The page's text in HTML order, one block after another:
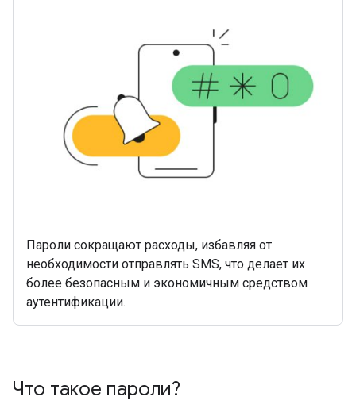
Пароли сокращают расходы, избавляя от
необходимости отправлять SMS, что делает их
более безопасным и экономичным средством
аутентификации.
Что такое пароли?